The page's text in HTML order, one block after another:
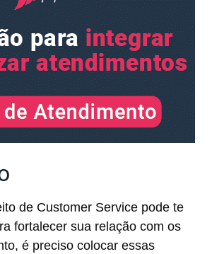
de Customer Service pode te
fortalecer sua relação com os
é preciso colocar essas